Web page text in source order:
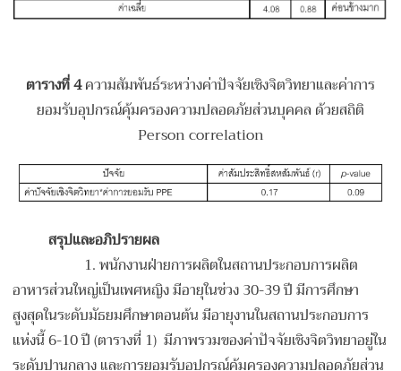
ตารางที่4ความสัมพันธ์ระหว่างค่าปัจจัยเชิงจิตวิทยาและค่าการ
ยอมรับอุปกรณ์คุ้มครองความปลอดภัยส่วนบุคคล ด้วยสถิติ
Person correlation
สรุปและอภิปรายผล
1.พนักงานฝ่ายการผลิตในสถานประกอบการผลิต
อาหารส่วนใหญ่เป็นเพศหญิง มีอายุในช่วง 30-39 ปี มีการศึกษา
สูงสุดในระดับมัธยมศึกษาตอนต้น มีอายุงานในสถานประกอบการ
แห่งนี้ 6-10 ปี (ตารางที่ 1) มีภาพรวมของค่าปัจจัยเชิงจิตวิทยาอยู่ใน